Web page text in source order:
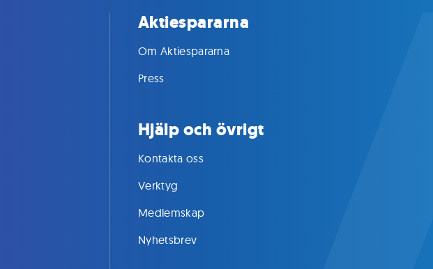
Aktiespararna
Om Aktiespararna
Press
Hjälp och övrigt
Kontakta oss
Verktyg
Medlemskap
Nyhetsbrev